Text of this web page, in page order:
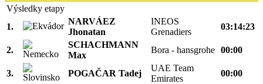
Výsledky etapy
1.
NARVÁEZ
Jhonatan
INEOS
Grenadiers
03:14:23
2.
SCHACHMANN
Max
Bora - hansgrohe 00:00
3. POGAČAR Tadej
UAE Team
Emirates
00:00